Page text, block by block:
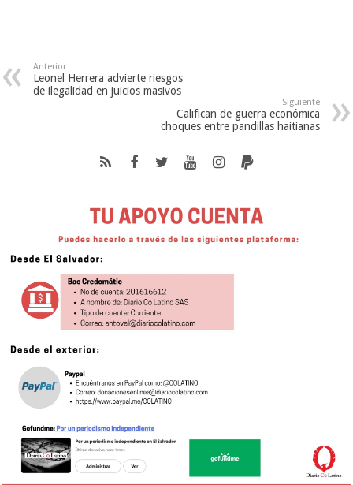
Anterior
Leonel Herrera advierte riesgos
de ilegalidad en juicios masivos
Siguiente
Califican de guerra económica
choques entre pandillas haitianas